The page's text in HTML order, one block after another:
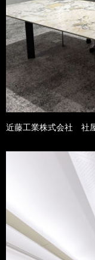
近藤工業株式会社 社